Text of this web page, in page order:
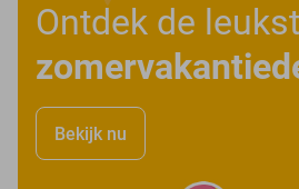
Ontdek de
Bekijk nu